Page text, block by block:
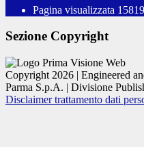
Pagina visualizzata 15819
Sezione Copyright
Copyright 2026 | Engineered
Parma S.p.A. | Divisione
Disclaimer trattamento dati